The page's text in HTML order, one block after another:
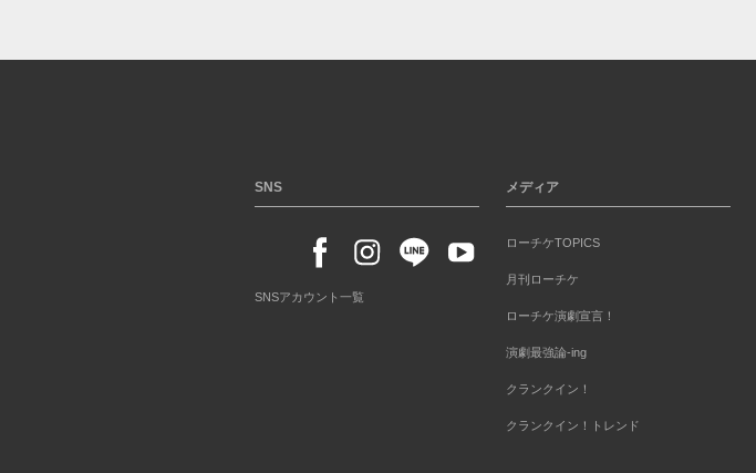
SNS
SNSアカウント一覧
メディア
ローチケTOPICS
月刊ローチケ
ローチケ演劇宣言！
演劇最強論-ing
クランクイン！
クランクイン！トレンド